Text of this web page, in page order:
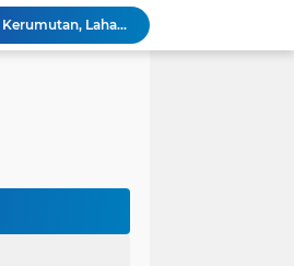
Polres Pelalawan Tangkap Pelaku Pembakar Hutan di Kerumutan, Lahan Gambut Dibuka untuk Kebun Sawit
SIEXPO 2026 Resmi Dibuka, Riau Perkuat Posisi sebagai Barometer Industri Sawit Nasional